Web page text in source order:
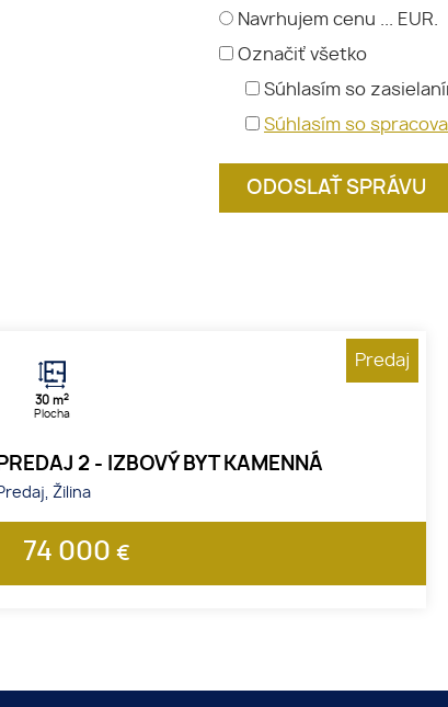
Navrhujem cenu ... EUR.
Označiť všetko
Súhlasím so
Súhlasím so
30 m2
Plocha
PREDAJ 2 - IZBOVÝ BYT KAMENNÁ
Žilina
74 000 €
Predaj